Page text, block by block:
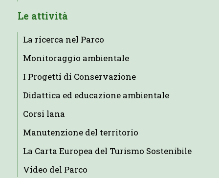
Le attività
La ricerca nel Parco
Monitoraggio ambientale
I Progetti di Conservazione
Didattica ed educazione ambientale
Corsi lana
Manutenzione del territorio
La Carta Europea del Turismo Sostenibile
Video del Parco